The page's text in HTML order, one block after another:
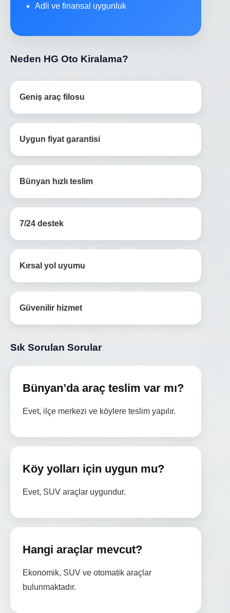
Adli ve finansal uygunluk
Neden HG Oto Kiralama?
Geniş araç filosu
Uygun fiyat garantisi
Bünyan hızlı teslim
7/24 destek
Kırsal yol uyumu
Güvenilir hizmet
Sık Sorulan Sorular
Bünyan’da araç teslim var mı?
Evet, ilçe merkezi ve köylere teslim yapılır.
Köy yolları için uygun mu?
Evet, SUV araçlar uygundur.
Hangi araçlar mevcut?
Ekonomik, SUV ve otomatik araçlar
bulunmaktadır.